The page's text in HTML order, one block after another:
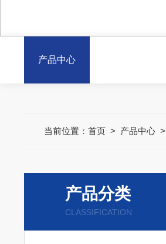
产品中心
当前位置： 首页> 产品中心>
产品分类
CLASSIFICATION